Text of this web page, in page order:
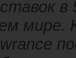
в
мире.